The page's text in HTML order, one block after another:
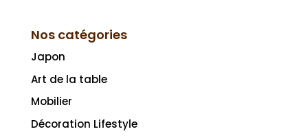
Nos catégories
Japon
Art de la table
Mobilier
Décoration Lifestyle